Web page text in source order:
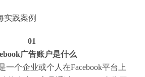
实践案例
01
广告账户是什么
一个企业或个人在Facebook平台上